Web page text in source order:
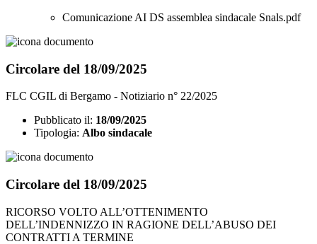
Comunicazione AI DS assemblea sindacale Snals.pdf
Circolare del 18/09/2025
FLC CGIL di Bergamo - Notiziario n° 22/2025
Pubblicato il: 18/09/2025
Tipologia: Albo sindacale
Circolare del 18/09/2025
RICORSO VOLTO ALL’OTTENIMENTO
DELL’INDENNIZZO IN RAGIONE DELL’ABUSO DEI
CONTRATTI A TERMINE